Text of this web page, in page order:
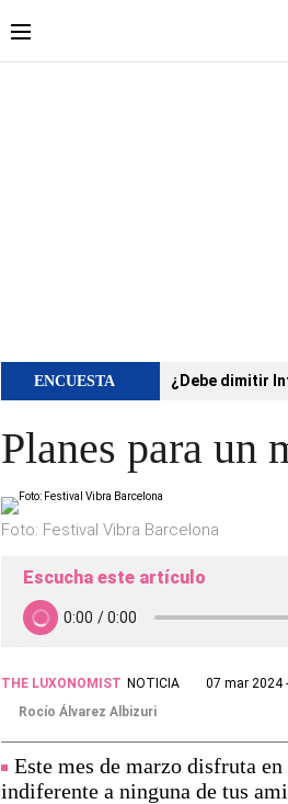
ENCUESTA ¿Debe dimitir
Planes para un
Foto: Festival Vibra Barcelona
Escucha este artículo
THE LUXONOMIST NOTICIA
07 mar 2024
Rocío Álvarez Albizuri
Este mes de marzo disfruta
indiferente a ninguna de tus